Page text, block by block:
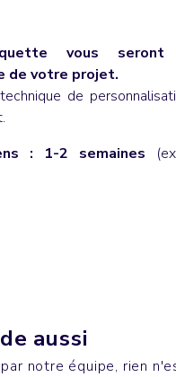
vous seront
de votre projet.
de
: 1-2 semaines
aussi
notre équipe, rien
Mugs &
NAS